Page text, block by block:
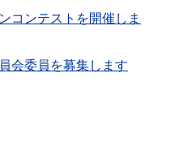
コンテストを開催しま
会委員を募集します